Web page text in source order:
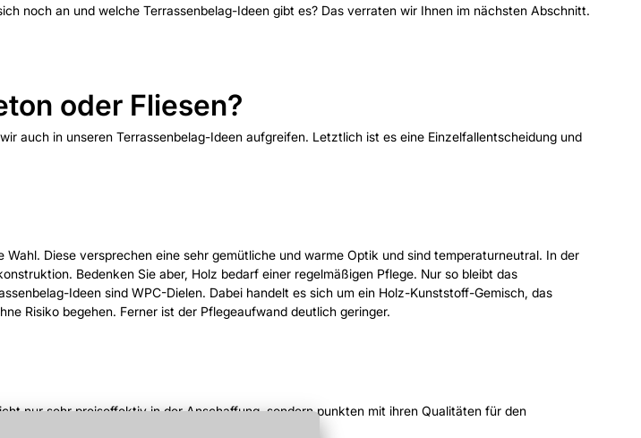
noch an und welche Terrassenbelag-Ideen gibt es? Das verraten wir Ihnen im nächsten Abschnitt.
oder Fliesen?
auch in unseren Terrassenbelag-Ideen aufgreifen. Letztlich ist es eine Einzelfallentscheidung und
Diese versprechen eine sehr gemütliche und warme Optik und sind temperaturneutral. In der
Bedenken Sie aber, Holz bedarf einer regelmäßigen Pflege. Nur so bleibt das
Ideen sind WPC-Dielen. Dabei handelt es sich um ein Holz-Kunststoff-Gemisch, das
Risiko begehen. Ferner ist der Pflegeaufwand deutlich geringer.
nur sehr preiseffektiv in der Anschaffung, sondern punkten mit ihren Qualitäten für den